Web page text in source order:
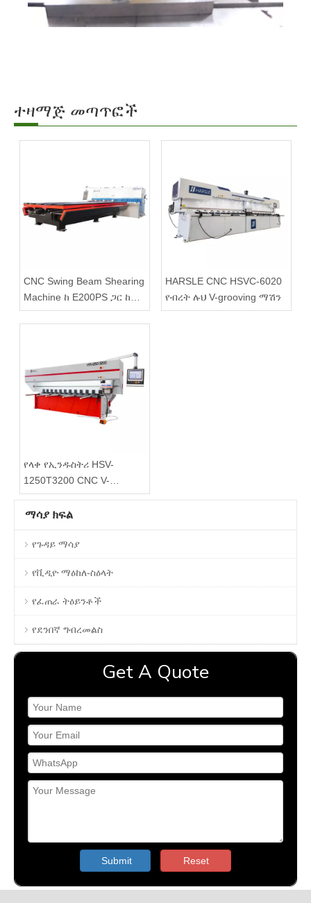
ተዛማጅ መጣጥፎች
CNC Swing Beam Shearing
Machine ከ E200PS ጋር ከፊት
የምግብ ጠረጴዛ ጋር
HARSLE CNC HSVC-6020
የብረት ሉህ V-grooving ማሽን
የላቀ የኢንዱስትሪ HSV-
1250T3200 CNC V-
grooving ማሽን
ማሳያ ክፍል
የጉዳይ ማሳያ
የቪዲዮ ማዕከለ-ስዕላት
የፈጠራ ትዕይንቶች
የደንበኛ ግብረመልስ
Get A Quote
Submit Reset